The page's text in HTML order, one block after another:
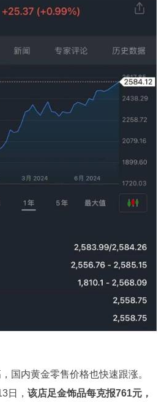
国内黄金零售价格也快速跟涨。
日， 该店足金饰品每克报761元，